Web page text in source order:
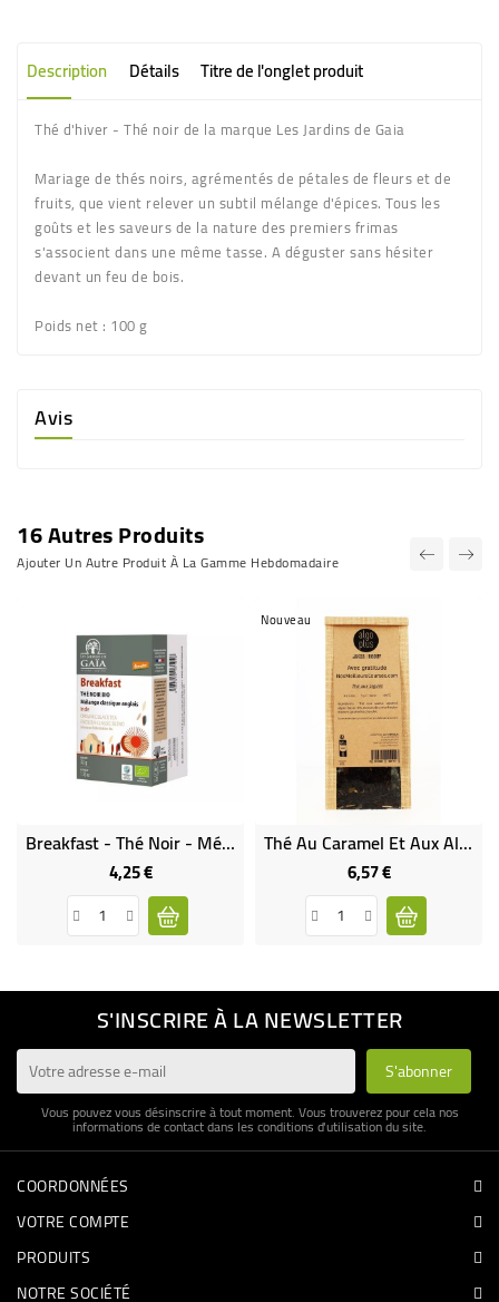
Description Détails Titre de l'onglet produit
Thé d'hiver - Thé noir de la marque Les Jardins de Gaia
Mariage de thés noirs, agrémentés de pétales de fleurs et de
fruits, que vient relever un subtil mélange d'épices. Tous les
goûts et les saveurs de la nature des premiers frimas
s'associent dans une même tasse. A déguster sans hésiter
devant un feu de bois.
Poids net : 100 g
Avis
16 Autres Produits
Ajouter Un Autre Produit À La Gamme Hebdomadaire
Breakfast - Thé Noir - Mélange Traditionnel - Inde - Bio & Demeter & Équitable
4,25 €Prix
Nouveau
Thé Au Caramel Et Aux Algues
6,57 €Prix
S'INSCRIRE À LA NEWSLETTER
Vous pouvez vous désinscrire à tout moment. Vous trouverez pour cela nos
informations de contact dans les conditions d'utilisation du site.
COORDONNÉES
VOTRE COMPTE
PRODUITS
NOTRE SOCIÉTÉ